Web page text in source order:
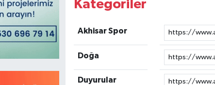
Kategoriler
Akhisar Spor
Doğa
Duyurular
Magazin
Duyurular
Kadın
Teknoloji
Duyurular
Tarım-Gıda